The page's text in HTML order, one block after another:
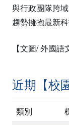
與行政團隊跨
趨勢擁抱最新
【文圖/ 外國語
近期【校
類別